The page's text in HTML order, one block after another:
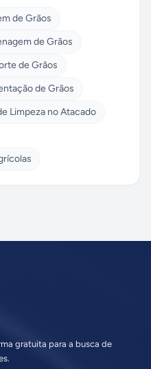
de Grãos
de Grãos
de Grãos
de Grãos
Limpeza no Atacado
gratuita para a busca de